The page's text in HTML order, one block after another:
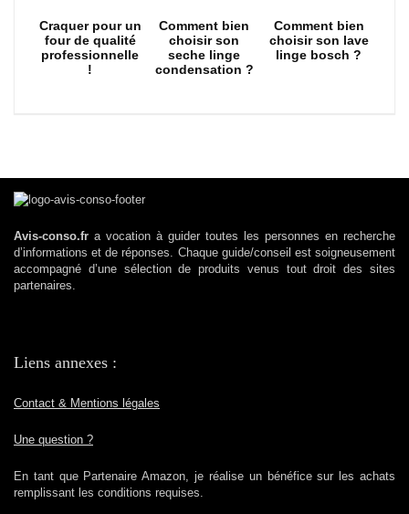
Craquer pour un
four de qualité
professionnelle
!
Comment bien
choisir son
seche linge
condensation ?
Comment bien
choisir son lave
linge bosch ?
Avis-conso.fr a vocation à guider toutes les personnes en recherche
d’informations et de réponses. Chaque guide/conseil est soigneusement
accompagné d’une sélection de produits venus tout droit des sites
partenaires.
Liens annexes :
Contact & Mentions légales
Une question ?
En tant que Partenaire Amazon, je réalise un bénéfice sur les achats
remplissant les conditions requises.